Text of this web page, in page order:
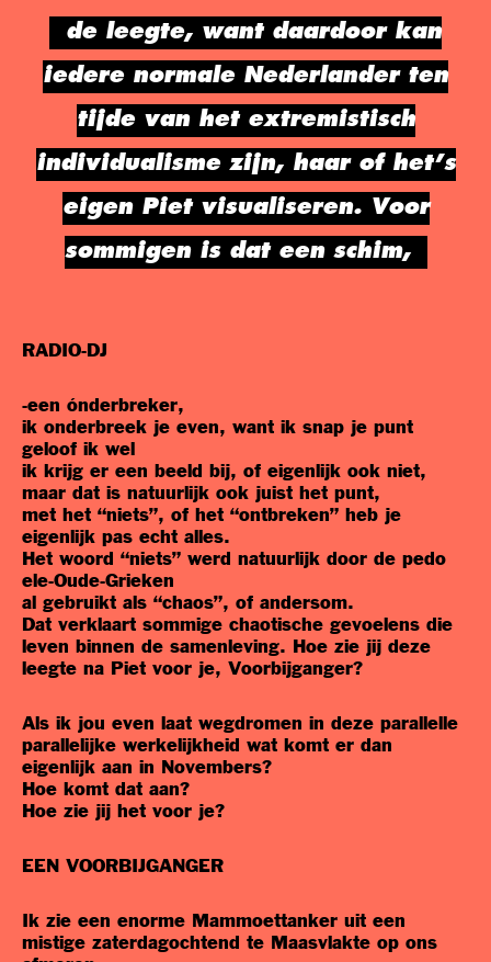
de leegte, want daardoor kan
iedere normale Nederlander ten
tijde van het extremistisch
individualisme zijn, haar of het’s
eigen Piet visualiseren. Voor
sommigen is dat een schim,
RADIO-DJ
-een ónderbreker,
ik onderbreek je even, want ik snap je punt
geloof ik wel
ik krijg er een beeld bij, of eigenlijk ook niet,
maar dat is natuurlijk ook juist het punt,
met het “niets”, of het “ontbreken” heb je
eigenlijk pas echt alles.
Het woord “niets” werd natuurlijk door de pedo
ele-Oude-Grieken
al gebruikt als “chaos”, of andersom.
Dat verklaart sommige chaotische gevoelens die
leven binnen de samenleving. Hoe zie jij deze
leegte na Piet voor je, Voorbijganger?
Als ik jou even laat wegdromen in deze parallelle
parallelijke werkelijkheid wat komt er dan
eigenlijk aan in Novembers?
Hoe komt dat aan?
Hoe zie jij het voor je?
EEN VOORBIJGANGER
Ik zie een enorme Mammoettanker uit een
mistige zaterdagochtend te Maasvlakte op ons